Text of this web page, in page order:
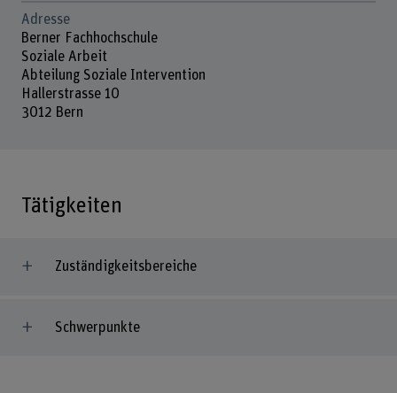
Adresse
Berner Fachhochschule
Soziale Arbeit
Abteilung Soziale Intervention
Hallerstrasse 10
3012 Bern
Tätigkeiten
Zuständigkeitsbereiche
Schwerpunkte